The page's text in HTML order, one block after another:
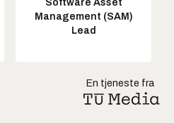
Software Asset
Management (SAM)
Lead
En tjeneste fra